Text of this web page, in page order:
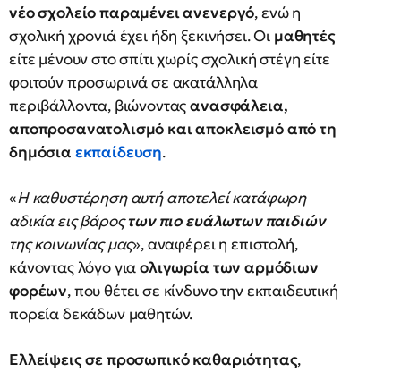
νέο σχολείο παραμένει ανενεργό, ενώ η
σχολική χρονιά έχει ήδη ξεκινήσει. Οι μαθητές
είτε μένουν στο σπίτι χωρίς σχολική στέγη είτε
φοιτούν προσωρινά σε ακατάλληλα
περιβάλλοντα, βιώνονταςανασφάλεια,
αποπροσανατολισμό και αποκλεισμό από τη
δημόσια εκπαίδευση.
«Η καθυστέρηση αυτή αποτελεί κατάφωρη
αδικία εις βάροςτων πιο ευάλωτων παιδιών
της κοινωνίας μας», αναφέρει η επιστολή,
κάνοντας λόγο γιαολιγωρία των αρμόδιων
φορέων, που θέτει σε κίνδυνο την εκπαιδευτική
πορεία δεκάδων μαθητών.
Ελλείψεις σε προσωπικό καθαριότητας,